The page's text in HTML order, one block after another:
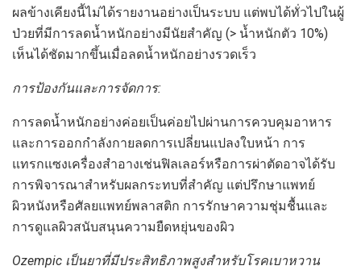
ผลข้างเคียงนี้ไม่ได้รายงานอย่างเป็นระบบ แต่พบได้ทั่วไปในผู้
ป่วยที่มีการลดน้ำหนักอย่างมีนัยสำคัญ (> น้ำหนักตัว 10%)
เห็นได้ชัดมากขึ้นเมื่อลดน้ำหนักอย่างรวดเร็ว
การป้องกันและการจัดการ:
การลดน้ำหนักอย่างค่อยเป็นค่อยไปผ่านการควบคุมอาหาร
และการออกกำลังกายลดการเปลี่ยนแปลงใบหน้า การ
แทรกแซงเครื่องสำอางเช่นฟิลเลอร์หรือการผ่าตัดอาจได้รับ
การพิจารณาสำหรับผลกระทบที่สำคัญ แต่ปรึกษาแพทย์
ผิวหนังหรือศัลยแพทย์พลาสติก การรักษาความชุ่มชื้นและ
การดูแลผิวสนับสนุนความยืดหยุ่นของผิว
Ozempic เป็นยาที่มีประสิทธิภาพสูงสำหรับโรคเบาหวาน